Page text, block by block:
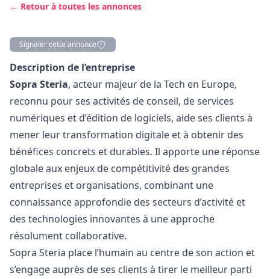
← Retour à toutes les annonces
Signaler cette annonce
Description
Description de l’entreprise
Sopra Steria, acteur majeur de la Tech en Europe,
reconnu pour ses activités de conseil, de services
numériques et d’édition de logiciels, aide ses clients à
mener leur transformation digitale et à obtenir des
bénéfices concrets et durables. Il apporte une réponse
globale aux enjeux de compétitivité des grandes
entreprises et organisations, combinant une
connaissance approfondie des secteurs d’activité et
des technologies innovantes à une approche
résolument collaborative.
Sopra Steria place l’humain au centre de son action et
s’engage auprès de ses clients à tirer le meilleur parti